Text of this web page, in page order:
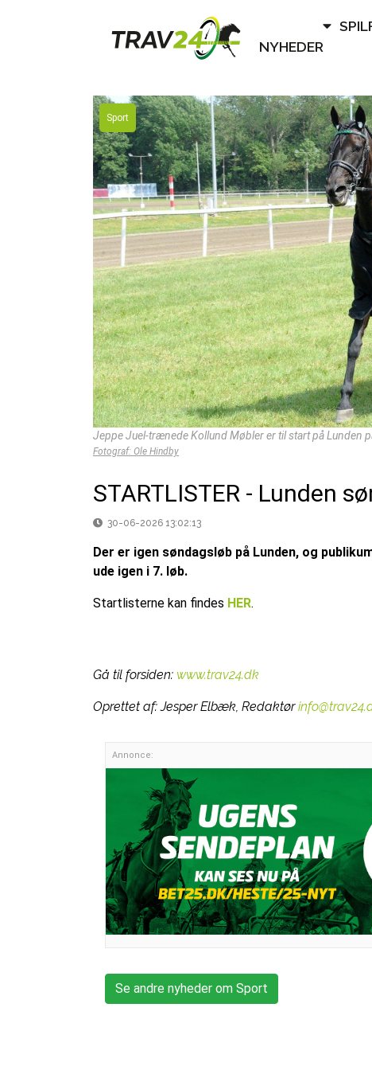
Sport
Jeppe Juel-trænede Kollund Møbler er til start på Lunden
Fotograf: Ole Hindby
STARTLISTER - Lunden
30-06-2026 13:02:13
Der er igen søndagsløb på Lunden, og
ude igen i 7. løb.
Startlisterne kan findes HER.
Gå til forsiden: www.trav24.dk
Oprettet af:Jesper Elbæk, Redaktør
Annonce:
Se andre nyheder om Sport
NYHEDER